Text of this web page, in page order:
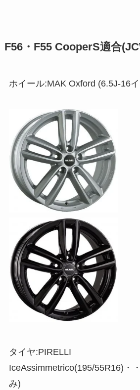
F56・F55 CooperS適合
ホイール:MAK Oxford (6.5J-16
タイヤ:PIRELLI
IceAssimmetrico(195/55R16)・
み)